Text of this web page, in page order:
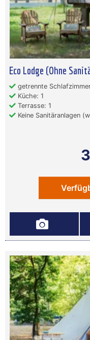
Eco Lodge (Ohne
getrennte
Küche: 1
Terrasse: 1
Keine Sanitäranlagen